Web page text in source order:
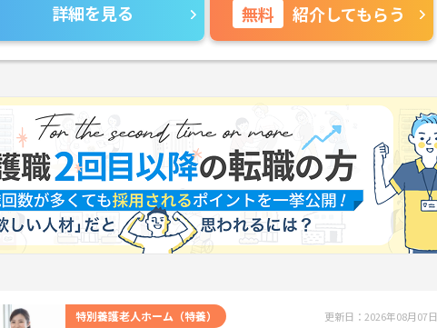
詳細を見る 無料 紹介してもらう
特別養護老人ホーム（特養） 更新日：2026年08月07日